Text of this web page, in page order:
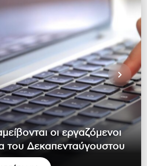
οι εργαζόμενοι
του Δεκαπενταύγουστου